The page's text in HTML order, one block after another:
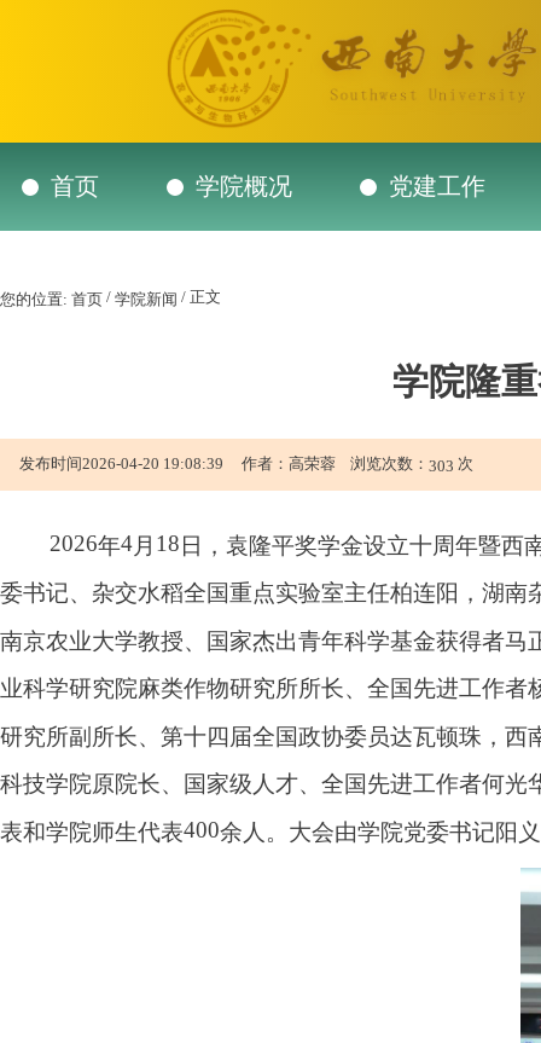
首页 学院概况 党建工作
您的位置: 首页 / 学院新闻 / 正文
学院隆
发布时间2026-04-20 19:08:39 作者：高荣蓉 浏览次数： 303 次
2026年4月 18 日，袁隆平奖学金设立十周年暨西
委书记、杂交水稻全国重点实验室主任柏连阳，湖
南京农业大学教授、国家杰出青年科学基金获得者马
业科学研究院麻类作物研究所所长、全国先进工作者
研究所副所长、第十四届全国政协委员达瓦顿珠，西
科技学院原院长、国家级人才、全国先进工作者何
表和学院师生代表400余人 。大会由学院党委书记阳